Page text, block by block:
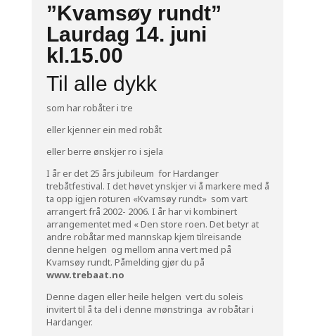
”Kvamsøy rundt”
Laurdag 14. juni
kl.15.00
Til alle dykk
som har robåter i tre
eller kjenner ein med robåt
eller berre ønskjer ro i sjela
I år er det 25 års jubileum for Hardanger
trebåtfestival. I det høvet ynskjer vi å markere med å
ta opp igjen roturen «Kvamsøy rundt» som vart
arrangert frå 2002- 2006. I år har vi kombinert
arrangementet med « Den store roen. Det betyr at
andre robåtar med mannskap kjem tilreisande
denne helgen og mellom anna vert med på
Kvamsøy rundt. Påmelding gjør du på
www.trebaat.no
Denne dagen eller heile helgen vert du soleis
invitert til å ta del i denne mønstringa av robåtar i
Hardanger.